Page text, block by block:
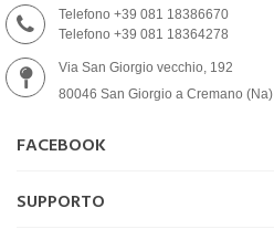
Telefono +39 081 18386670
Telefono +39 081 18364278
Via San Giorgio vecchio, 192
80046 San Giorgio a Cremano (Na)
FACEBOOK
SUPPORTO